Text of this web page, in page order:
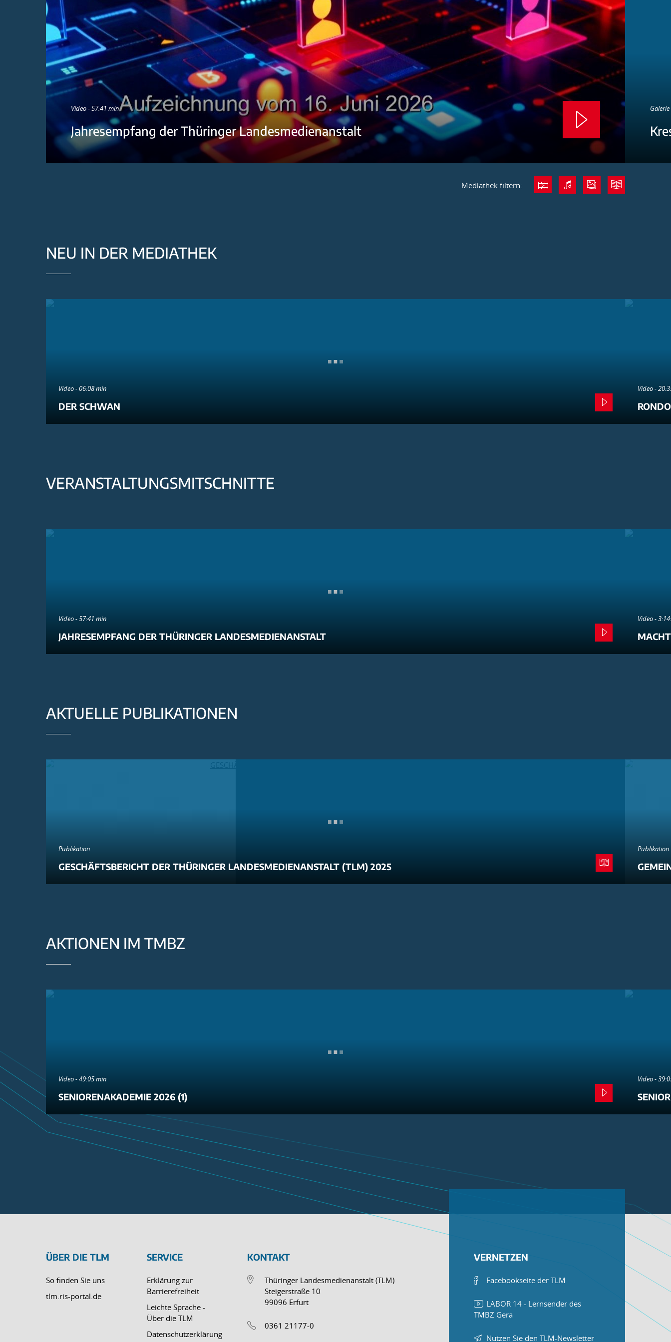
Video - 57:41 min
Jahresempfang der Thüringer Landesmedienanstalt
Mediathek filtern:
NEU IN DER MEDIATHEK
Video - 06:08 min
DER SCHWAN
Video -
VERANSTALTUNGSMITSCHNITTE
Video - 57:41 min
JAHRESEMPFANG DER THÜRINGER LANDESMEDIENANSTALT
Video -
AKTUELLE PUBLIKATIONEN
Publikation
GESCHÄFTSBERICHT DER THÜRINGER LANDESMEDIENANSTALT (TLM) 2025
Publikation
AKTIONEN IM TMBZ
Video - 49:05 min
SENIORENAKADEMIE 2026 (1)
Video -
ÜBER DIE TLM
So finden Sie uns
tlm.ris-portal.de
SERVICE
Erklärung zur
Barrierefreiheit
Leichte Sprache -
Über die TLM
Datenschutzerklärung
KONTAKT
Thüringer Landesmedienanstalt (TLM)
Steigerstraße 10
99096 Erfurt
0361 21177-0
VERNETZEN
Facebookseite der TLM
LABOR 14 - Lernsender des
TMBZ Gera
Nutzen Sie den TLM-Newsletter